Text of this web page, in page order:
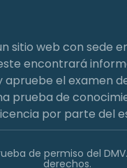
sitio web con sede
encontrará
el examen
prueba de
por parte del
de permiso del
derechos.